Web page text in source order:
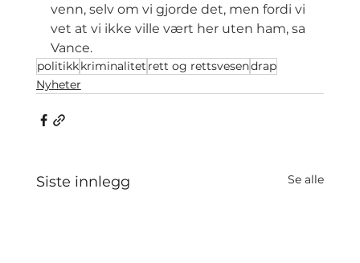
venn, selv om vi gjorde det, men fordi vi
vet at vi ikke ville vært her uten ham, sa
Vance.
politikkkriminalitet rett og rettsvesendrap
Nyheter
Siste innlegg Se alle